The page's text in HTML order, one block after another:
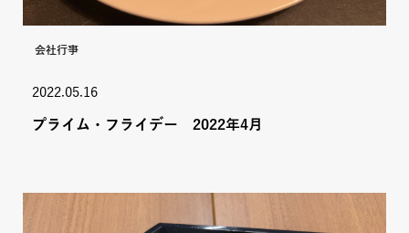
会社行事
2022.05.16
プライム・フライデー 2022年4月